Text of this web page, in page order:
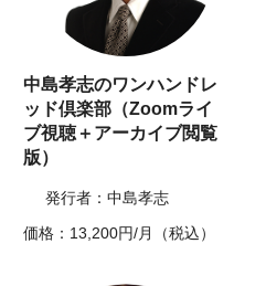
中島孝志のワンハンドレ
ッド倶楽部（Zoomライ
ブ視聴＋アーカイブ閲覧
版）
発行者：中島孝志
価格：13,200円/月（税込）